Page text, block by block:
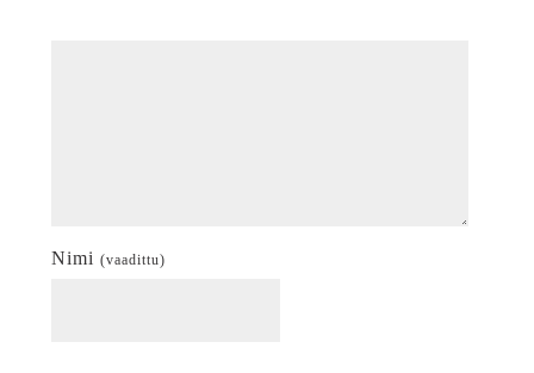
Nimi (vaadittu)